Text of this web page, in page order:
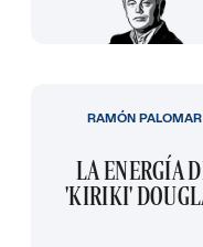
LA ENERGÍA
'KIRIKI'
RAMÓN PALOMAR